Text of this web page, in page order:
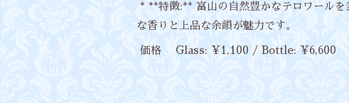
* **特徴:** 富山の自然豊かなテロワールを
な香りと上品な余韻が魅力です。
価格 Glass: ¥1,100 / Bottle: ¥6,600